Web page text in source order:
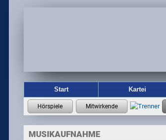
Start Kartei
MUSIKAUFNAHME